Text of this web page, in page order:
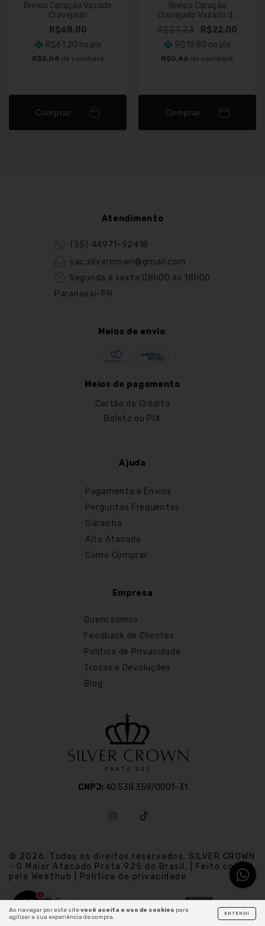
Ao navegar por este sitevocê aceita o uso de cookies para
agilizar a sua experiência de compra.
ENTENDI
Brinco Coração Vazado
Cravejado
R$68,00
R$61,20 no pix
R$2,04 de cashback
Comprar
Brinco Coração
Cravejado Vazado de
Prata
R$27,23
R$22,00
R$19,80 no pix
R$0,66 de cashback
Comprar
Atendimento
(55) 44971-92418
sac.silvercrown@gmail.com
Segunda à sexta 08h00 às 18h00
Paranavai-PR
Meios de envio
Meios de pagamento
Cartão de Crédito
Boleto ou PIX
Ajuda
Pagamento e Envios
Perguntas Frequentes
Garantia
Alto Atacado
Como Comprar
Empresa
Quem somos
Feedback de Clientes
Politica de Privacidade
Trocas e Devoluções
Blog
CNPJ: 40.538.359/0001-31
© 2026. Todos os direitos reservados. SILVER CROWN
- O Maior Atacado Prata 925 do Brasil. | Feito com
pela Weethub | Politica de privacidade
3